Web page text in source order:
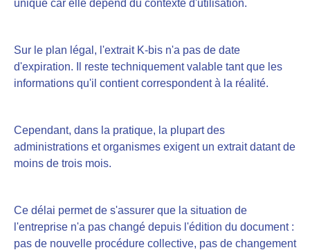
unique car elle dépend du contexte d'utilisation.
Sur le plan légal, l'extrait K-bis n'a pas de date
d'expiration. Il reste techniquement valable tant que les
informations qu'il contient correspondent à la réalité.
Cependant, dans la pratique, la plupart des
administrations et organismes exigent un extrait datant de
moins de trois mois.
Ce délai permet de s'assurer que la situation de
l'entreprise n'a pas changé depuis l'édition du document :
pas de nouvelle procédure collective, pas de changement